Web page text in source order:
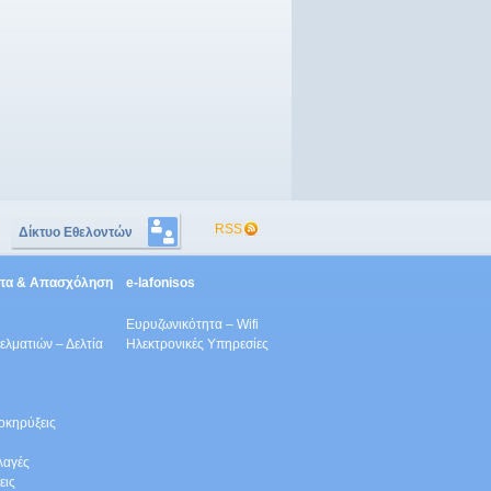
Δίκτυο Εθελοντών RSS
& Απασχόληση
– Δελτία
e-lafonisos
Ευρυζωνικότητα – Wifi
Ηλεκτρονικές Υπηρεσίες